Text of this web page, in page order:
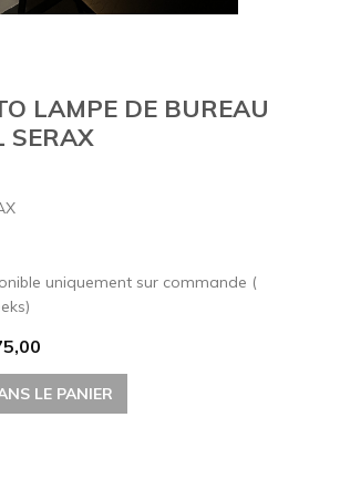
LAMPE DE BUREAU
SERAX
uniquement sur commande (
LE PANIER